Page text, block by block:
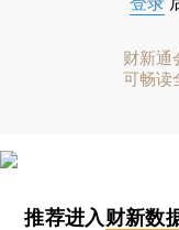
财新通
可畅读
推荐进入财新数